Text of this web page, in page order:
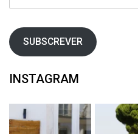
email
SUBSCREVER
INSTAGRAM